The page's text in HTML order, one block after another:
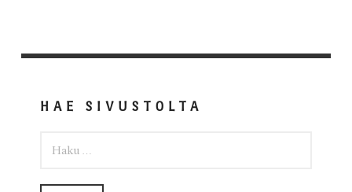
HAE SIVUSTOLTA